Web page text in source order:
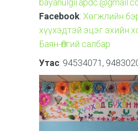
Facebook: Хөгжлийн
хүүхэдтэй эцэг эхийн
Баян-Өлгий салбар
Утас: 94534071,